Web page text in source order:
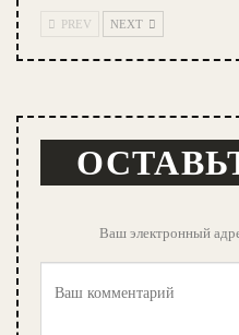
PREV NEXT
Ваш электронный